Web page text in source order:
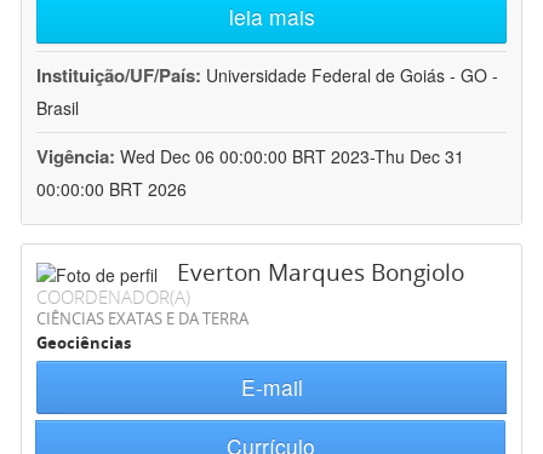
leia mais
Instituição/UF/País: Universidade Federal de Goiás - GO -
Brasil
Vigência: Wed Dec 06 00:00:00 BRT 2023-Thu Dec 31
00:00:00 BRT 2026
Everton Marques Bongiolo
COORDENADOR(A)
CIÊNCIAS EXATAS E DA TERRA
Geociências
E-mail
Currículo